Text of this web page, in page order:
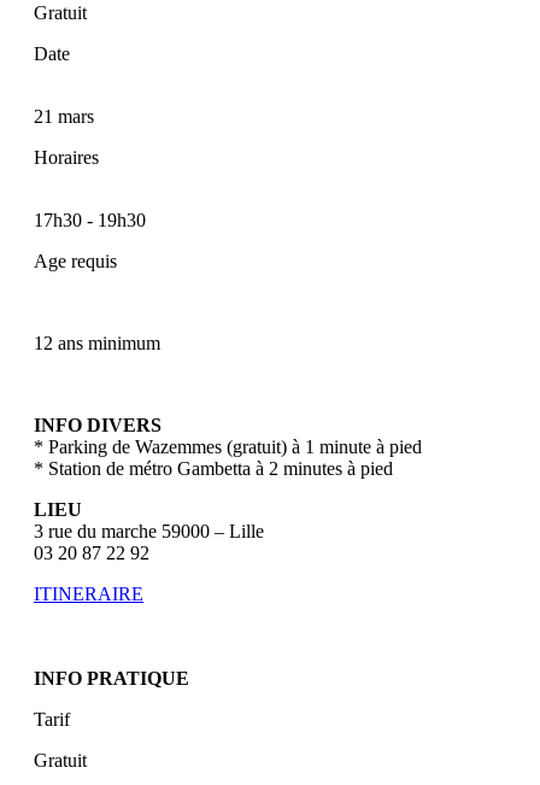
Gratuit
Date
21 mars
Horaires
17h30 - 19h30
Age requis
12 ans minimum
INFO DIVERS
* Parking de Wazemmes (gratuit) à 1 minute à pied
* Station de métro Gambetta à 2 minutes à pied
LIEU
3 rue du marche 59000 – Lille
03 20 87 22 92
ITINERAIRE
INFO PRATIQUE
Tarif
Gratuit